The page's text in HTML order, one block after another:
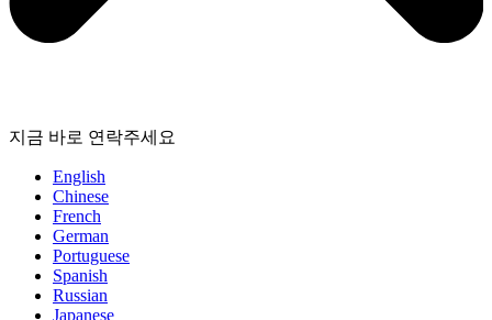
지금 바로 연락주세요
English
Chinese
French
German
Portuguese
Spanish
Russian
Japanese